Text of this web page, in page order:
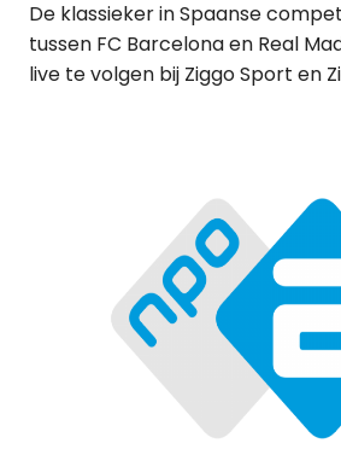
De klassieker in Spaanse
tussen FC Barcelona en Real
live te volgen bij Ziggo Sport en